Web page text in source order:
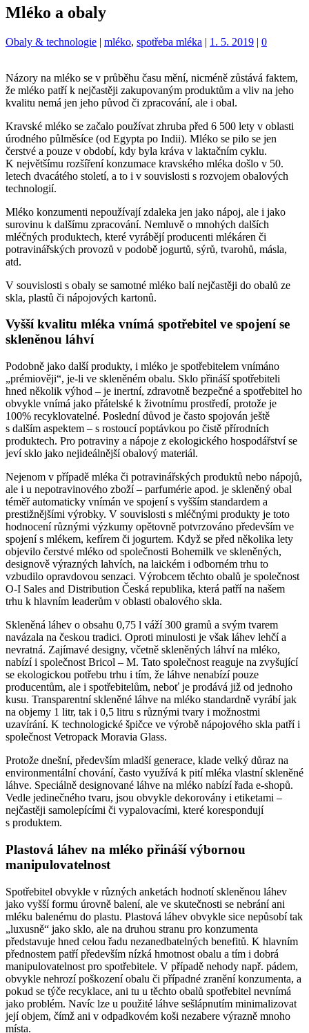
Mléko a obaly
Kategorie:
Obaly & technologie | Štítky:
mléko, spotřeba mléka | 1. 5. 2019 | 0
Názory na mléko se v průběhu času mění, nicméně zůstává faktem,
že mléko patří k nejčastěji zakupovaným produktům a vliv na jeho
kvalitu nemá jen jeho původ či zpracování, ale i obal.
Kravské mléko se začalo používat zhruba před 6 500 lety v oblasti
úrodného půlměsíce (od Egypta po Indii). Mléko se pilo se jen
čerstvé a pouze v období, kdy byla kráva v laktačním cyklu.
K největšímu rozšíření konzumace kravského mléka došlo v 50.
letech dvacátého století, a to i v souvislosti s rozvojem obalových
technologií.
Mléko konzumenti nepoužívají zdaleka jen jako nápoj, ale i jako
surovinu k dalšímu zpracování. Nemluvě o mnohých dalších
mléčných produktech, které vyrábějí producenti mlékáren či
potravinářských provozů v podobě jogurtů, sýrů, tvarohů, másla,
atd.
V souvislosti s obaly se samotné mléko balí nejčastěji do obalů ze
skla, plastů či nápojových kartonů.
Vyšší kvalitu mléka vnímá spotřebitel ve spojení se
skleněnou láhví
Podobně jako další produkty, i mléko je spotřebitelem vnímáno
„prémiověji“, je-li ve skleněném obalu. Sklo přináší spotřebiteli
hned několik výhod – je inertní, zdravotně bezpečné a spotřebitel ho
obvykle vnímá jako přátelské k životnímu prostředí, protože je
100% recyklovatelné. Poslední důvod je často spojován ještě
s dalším aspektem – s rostoucí poptávkou po čistě přírodních
produktech. Pro potraviny a nápoje z ekologického hospodářství se
jeví sklo jako nejideálnější obalový materiál.
Nejenom v případě mléka či potravinářských produktů nebo nápojů,
ale i u nepotravinového zboží – parfumérie apod. je skleněný obal
téměř automaticky vnímán ve spojení s vyšším standardem a
prestižnějšími výrobky. V souvislosti s mléčnými produkty je toto
hodnocení různými výzkumy opětovně potvrzováno především ve
spojení s mlékem, kefírem či jogurtem. Když se před několika lety
objevilo čerstvé mléko od společnosti Bohemilk ve skleněných,
designově výrazných lahvích, na laickém i odborném trhu to
vzbudilo opravdovou senzaci. Výrobcem těchto obalů je společnost
O-I Sales and Distribution Česká republika, která patří na našem
trhu k hlavním leaderům v oblasti obalového skla.
Skleněná láhev o obsahu 0,75 l váží 300 gramů a svým tvarem
navázala na českou tradici. Oproti minulosti je však láhev lehčí a
nevratná. Zajímavé designy, včetně skleněných láhví na mléko,
nabízí i společnost Bricol – M. Tato společnost reaguje na zvyšující
se ekologickou potřebu trhu i tím, že láhve nenabízí pouze
producentům, ale i spotřebitelům, neboť je prodává již od jednoho
kusu. Transparentní skleněné láhve na mléko standardně vyrábí jak
na objemy 1 litr, tak i 0,5 litru s různými tvary i možnostmi
uzavírání. K technologické špičce ve výrobě nápojového skla patří i
společnost Vetropack Moravia Glass.
Protože dnešní, především mladší generace, klade velký důraz na
environmentální chování, často využívá k pití mléka vlastní skleněné
láhve. Speciálně designované láhve na mléko nabízí řada e-shopů.
Vedle jedinečného tvaru, jsou obvykle dekorovány i etiketami –
nejčastěji samolepícími či vypalovacími, které korespondují
s produktem.
Plastová láhev na mléko přináší výbornou
manipulovatelnost
Spotřebitel obvykle v různých anketách hodnotí skleněnou láhev
jako vyšší formu úrovně balení, ale ve skutečnosti se nebrání ani
mléku balenému do plastu. Plastová láhev obvykle sice nepůsobí tak
„luxusně“ jako sklo, ale na druhou stranu pro konzumenta
představuje hned celou řadu nezanedbatelných benefitů. K hlavním
přednostem patří především nízká hmotnost obalu a tím i dobrá
manipulovatelnost pro spotřebitele. V případě nehody např. pádem,
obvykle nehrozí poškození obalu či případné zranění konzumenta, a
pokud se týče recyklace, ani tu u těchto obalů spotřebitel nevnímá
jako problém. Navíc lze u použité láhve sešlápnutím minimalizovat
její objem, čímž ani v odpadkovém koši nezabere výrazně mnoho
místa.